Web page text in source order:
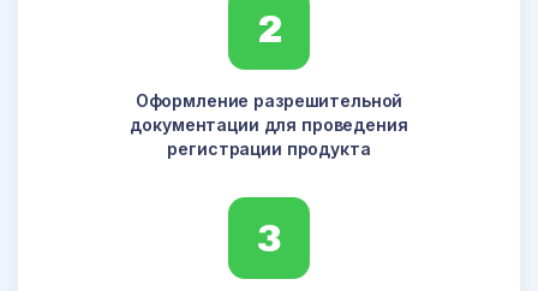
2
Оформление разрешительной
документации для проведения
регистрации продукта
3